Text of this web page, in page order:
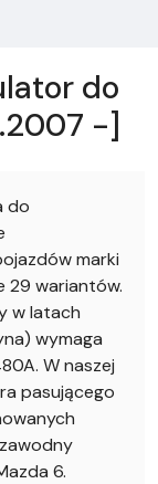
do
-]
do
marki
29 wariantów.
w latach
wymaga
W naszej
pasującego
6.